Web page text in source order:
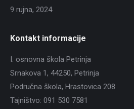
9 rujna, 2024
Kontakt informacije
I. osnovna škola Petrinja
Srnakova 1, 44250, Petrinja
Područna škola, Hrastovica 208
Tajništvo: 091 530 7581